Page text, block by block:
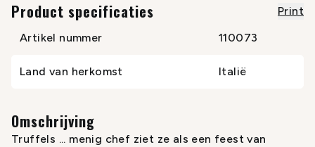
Product specificaties
Print
Artikel nummer
110073
Land van herkomst Italië
Omschrijving
Truffels ... menig chef ziet ze als een feest van